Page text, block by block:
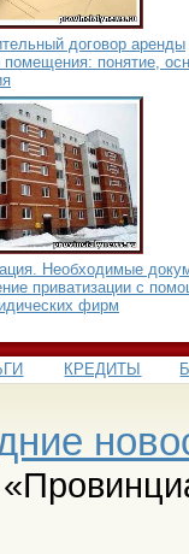
договор аренды
помещения: понятие,
Необходимые
приватизации с
фирм
КРЕДИТЫ